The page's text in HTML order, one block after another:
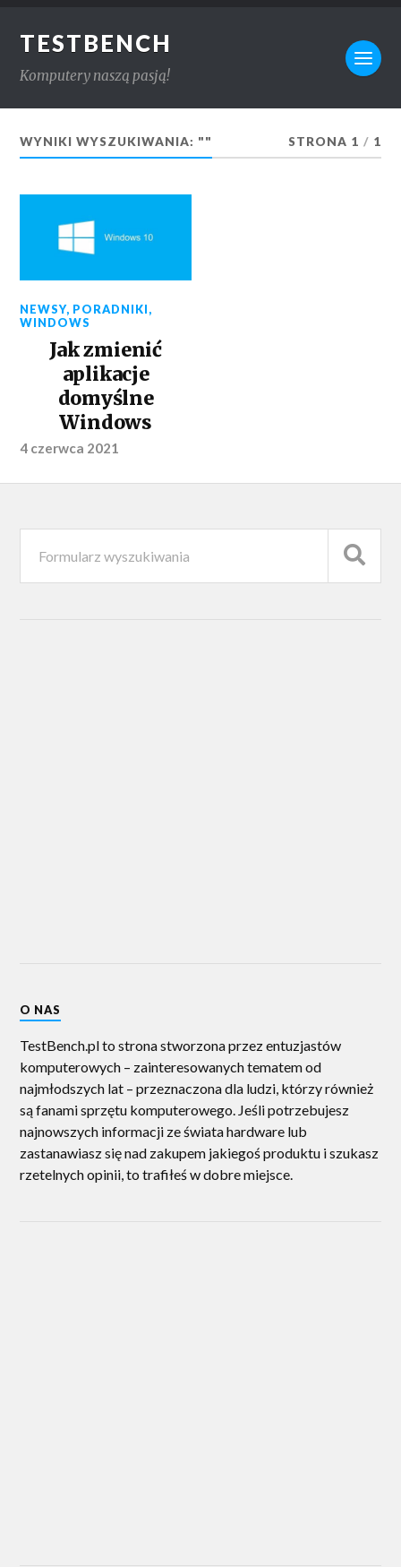
TESTBENCH
Komputery naszą pasją!
WYNIKI WYSZUKIWANIA: "" STRONA 1 / 1
NEWSY, PORADNIKI,
WINDOWS
Jak zmienić
aplikacje
domyślne
Windows
4 czerwca 2021
O NAS
TestBench.pl to strona stworzona przez entuzjastów
komputerowych – zainteresowanych tematem od
najmłodszych lat – przeznaczona dla ludzi, którzy również
są fanami sprzętu komputerowego. Jeśli potrzebujesz
najnowszych informacji ze świata hardware lub
zastanawiasz się nad zakupem jakiegoś produktu i szukasz
rzetelnych opinii, to trafiłeś w dobre miejsce.